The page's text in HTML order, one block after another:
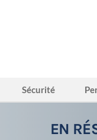
Sécurité
EN